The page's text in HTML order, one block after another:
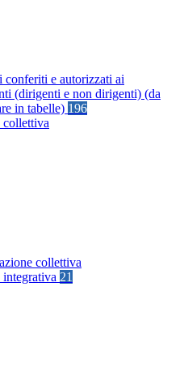
conferiti e autorizzati ai
(dirigenti e non dirigenti) (da
in tabelle) 196
collettiva
collettiva
21